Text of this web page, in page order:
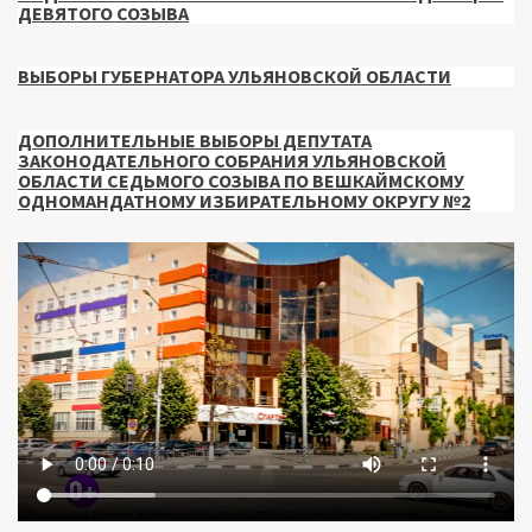
ДЕВЯТОГО СОЗЫВА
ВЫБОРЫ ГУБЕРНАТОРА УЛЬЯНОВСКОЙ ОБЛАСТИ
ДОПОЛНИТЕЛЬНЫЕ ВЫБОРЫ ДЕПУТАТА
ЗАКОНОДАТЕЛЬНОГО СОБРАНИЯ УЛЬЯНОВСКОЙ
ОБЛАСТИ СЕДЬМОГО СОЗЫВА ПО ВЕШКАЙМСКОМУ
ОДНОМАНДАТНОМУ ИЗБИРАТЕЛЬНОМУ ОКРУГУ №2